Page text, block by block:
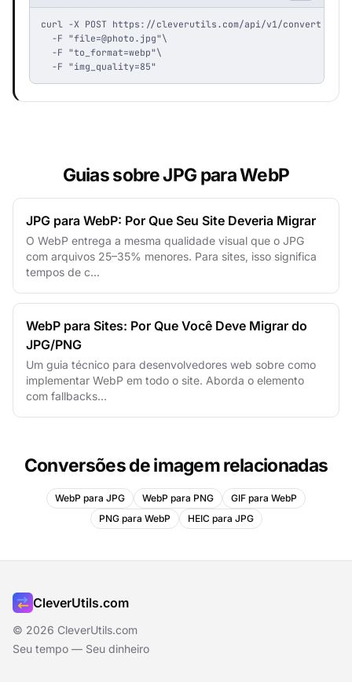
curl -X POST https://cleverutils.com/api/v1/convert \
  -F "
file=@photo.jpg"\
  -F "to_format=webp"\
  -F "img_quality=85"
Guias sobre JPG para WebP
JPG para WebP: Por Que Seu Site Deveria Migrar
O WebP entrega a mesma qualidade visual que o JPG
com arquivos 25–35% menores. Para sites, isso significa
tempos de c...
WebP para Sites: Por Que Você Deve Migrar do
JPG/PNG
Um guia técnico para desenvolvedores web sobre como
implementar WebP em todo o site. Aborda o elemento
com fallbacks...
Conversões de imagem relacionadas
WebP para JPG WebP para PNG
GIF para WebP
PNG para WebP
HEIC para JPG
CleverUtils.com
© 2026 CleverUtils.com
Seu tempo — Seu dinheiro